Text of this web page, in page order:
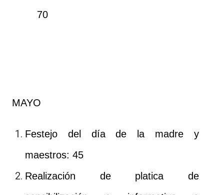
70
MAYO
Festejo del día de la madre y
maestros: 45
Realización de platica de